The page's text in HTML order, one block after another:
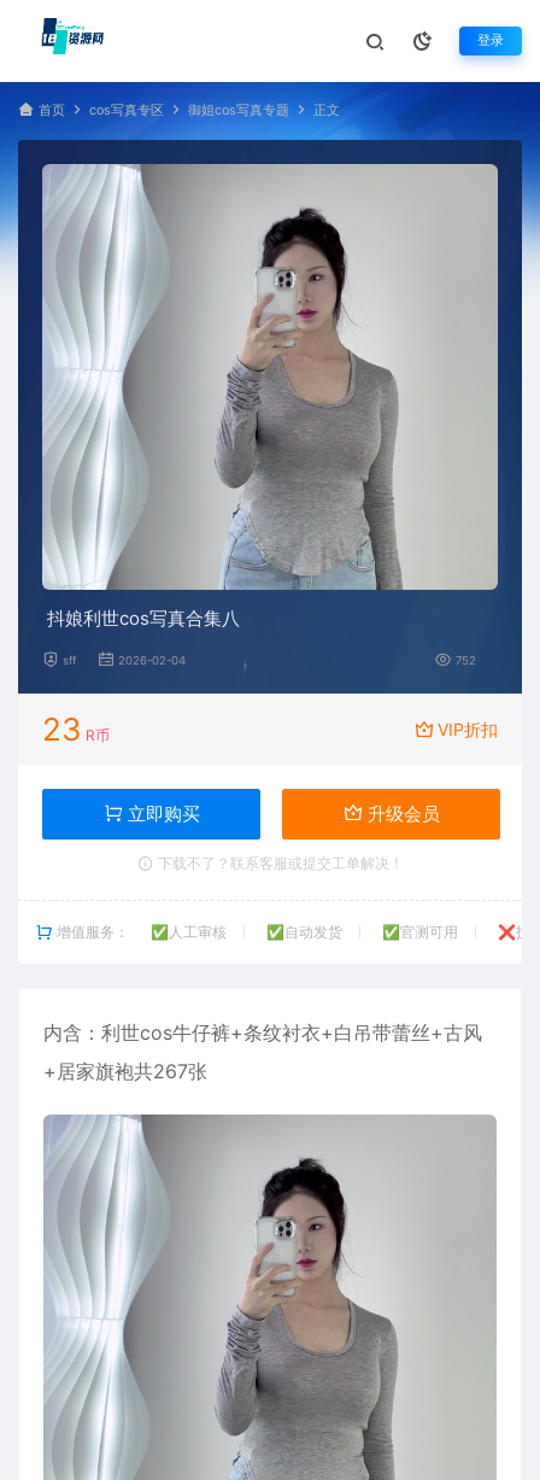
登录
首页 cos写真专区 御姐cos写真专题 正文
抖娘利世cos写真合集八
sff 2026-02-04 752
23 R币 VIP折扣
立即购买 升级会员
下载不了？联系客服或提交工单解决！
增值服务： ✅人工审核 ✅自动发货 ✅官测可用 ❌技
内含： 利世cos牛仔裤+条纹衬衣+白吊带蕾丝+古风
+居家旗袍共267张